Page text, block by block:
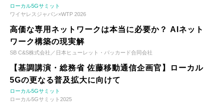
ローカル5Gサミット
ワイヤレスジャパン×WTP 2026
高価な専用ネットワークは本当に必要か？ AIネット
ワーク構築の現実解
SB C&S株式会社／日本ヒューレット・パッカード合同会社
【基調講演・総務省 佐藤移動通信企画官】ローカル
5Gの更なる普及拡大に向けて
ローカル5Gサミット
ローカル5Gサミット2025